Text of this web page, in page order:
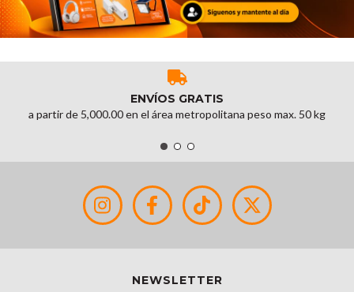
ENVÍOS GRATIS
a partir de 5,000.00 en el área metropolitana peso max. 50 kg
NEWSLETTER